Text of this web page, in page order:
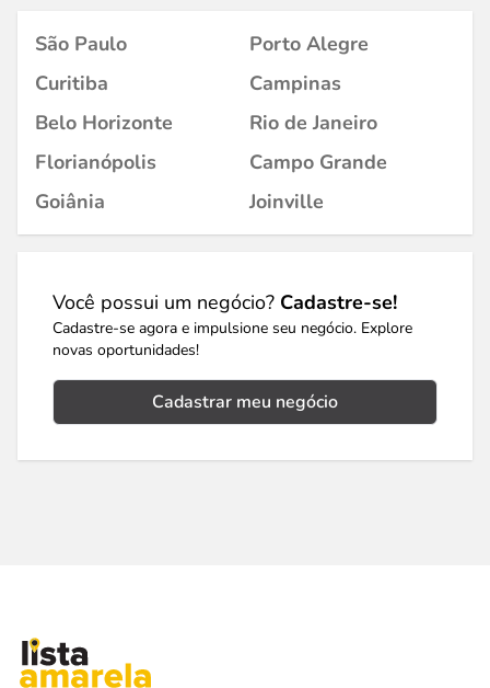
São Paulo
Porto Alegre
Curitiba
Campinas
Belo Horizonte
Rio de Janeiro
Florianópolis
Campo Grande
Goiânia
Joinville
Você possui um negócio? Cadastre-se!
Cadastre-se agora e impulsione seu negócio. Explore
novas oportunidades!
Cadastrar meu negócio